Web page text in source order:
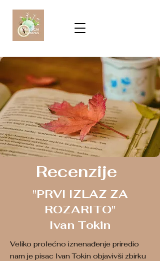
Recenzije
"PRVI IZLAZ ZA
ROZARITO"
Ivan Tokin
Veliko prolećno iznenađenje priredio
nam je pisac Ivan Tokin objavivši zbirku